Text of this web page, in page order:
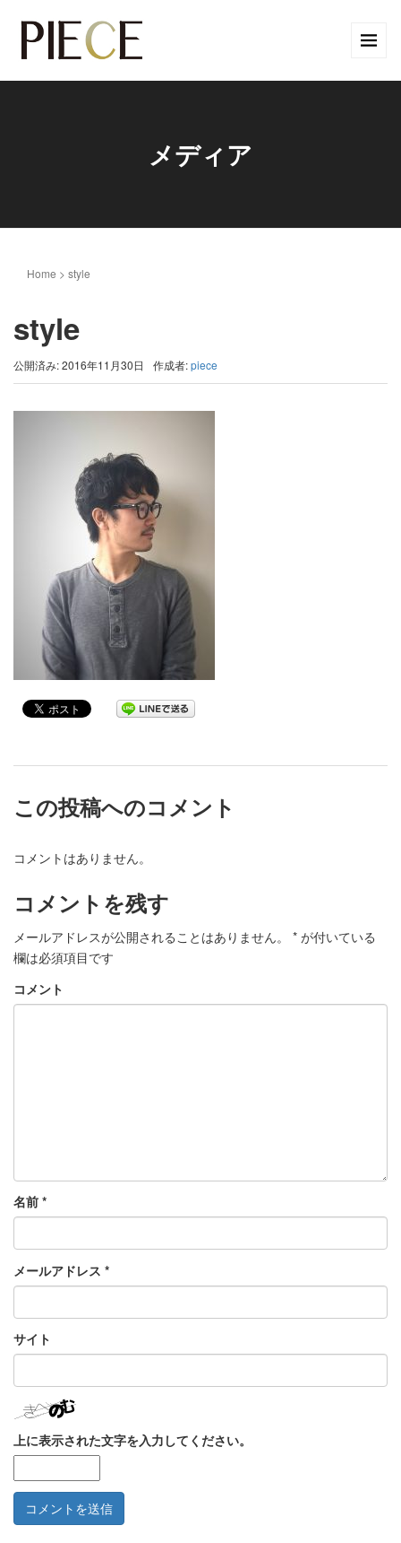
メディア
Home > style
style
公開済み: 2016年11月30日 作成者:piece
この投稿へのコメント
コメントはありません。
コメントを残す
メールアドレスが公開されることはありません。 * が付いている
欄は必須項目です
コメント
名前 *
メールアドレス *
サイト
上に表示された文字を入力してください。